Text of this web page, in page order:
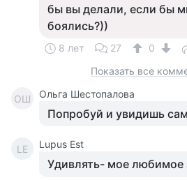
бы вы делали, если бы
боялись?))
8 лет 27
0
Показать все
ОШ Ольга Шестопалова
Попробуй и увидишь
LE Lupus Est
Удивлять- мое любимое